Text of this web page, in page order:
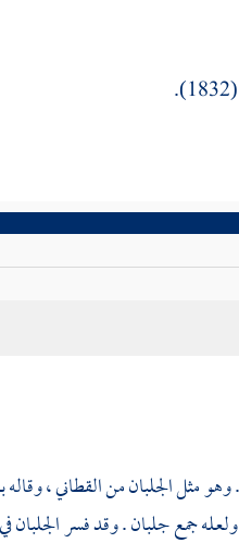
. وهو مثل الجلبان من القطاني ، وقاله
جمع جلبان . وقد فسر الجلبان